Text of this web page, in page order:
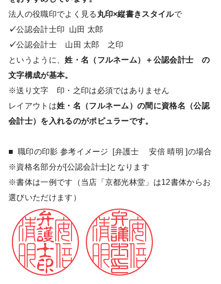
法人の役職印でよく見る 丸印×縦書きスタイルで
✓公認会計士印 山田 太郎
✓公認会計士 山田 太郎 之印
というように、姓・名（フルネーム）＋公認会計士 の
文字構成が基本。
※送り文字 印・之印は必須ではありません
レイアウトは姓・名（フルネーム）の間に資格名（公認
会計士）を入れるのがポピュラーです。
■ 職印の印影 参考イメージ [弁護士 安倍 晴明 ]の場合
※資格名部分が[公認会計士]となります
※書体は一例です （当店「京都光林堂」は12書体からお
選びいただけます）